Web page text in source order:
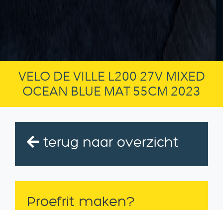
VELO DE VILLE L200 27V MIXED
OCEAN BLUE MAT 55CM 2023
terug naar overzicht
Proefrit maken?